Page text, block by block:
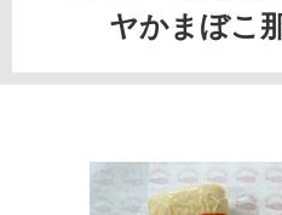
ヤかまぼこ